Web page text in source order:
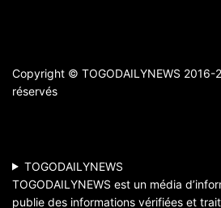
Copyright © TOGODAILYNEWS 2016-
réservés
TOGODAILYNEWS
TOGODAILYNEWS est un média
publie des informations vérifiées et